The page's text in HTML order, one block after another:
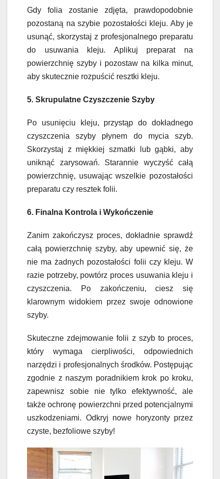
Gdy folia zostanie zdjęta, prawdopodobnie
pozostaną na szybie pozostałości kleju. Aby je
usunąć, skorzystaj z profesjonalnego preparatu
do usuwania kleju. Aplikuj preparat na
powierzchnię szyby i pozostaw na kilka minut,
aby skutecznie rozpuścić resztki kleju.
5. Skrupulatne Czyszczenie Szyby
Po usunięciu kleju, przystąp do dokładnego
czyszczenia szyby płynem do mycia szyb.
Skorzystaj z miękkiej szmatki lub gąbki, aby
uniknąć zarysowań. Starannie wyczyść całą
powierzchnię, usuwając wszelkie pozostałości
preparatu czy resztek folii.
6. Finalna Kontrola i Wykończenie
Zanim zakończysz proces, dokładnie sprawdź
całą powierzchnię szyby, aby upewnić się, że
nie ma żadnych pozostałości folii czy kleju. W
razie potrzeby, powtórz proces usuwania kleju i
czyszczenia. Po zakończeniu, ciesz się
klarownym widokiem przez swoje odnowione
szyby.
Skuteczne zdejmowanie folii z szyb to proces,
który wymaga cierpliwości, odpowiednich
narzędzi i profesjonalnych środków. Postępując
zgodnie z naszym poradnikiem krok po kroku,
zapewnisz sobie nie tylko efektywność, ale
także ochronę powierzchni przed potencjalnymi
uszkodzeniami. Odkryj nowe horyzonty przez
czyste, bezfoliowe szyby!